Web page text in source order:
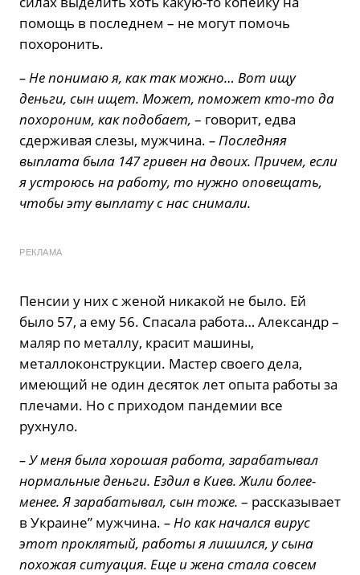
помощь в последнем – не могут помочь
похоронить.
– Не понимаю я, как так можно… Вот ищу
деньги, сын ищет. Может, поможет кто-то да
похороним, как подобает, – говорит, едва
сдерживая слезы, мужчина. – Последняя
выплата была 147 гривен на двоих. Причем, если
я устроюсь на работу, то нужно оповещать,
чтобы эту выплату с нас снимали.
РЕКЛАМА
Пенсии у них с женой никакой не было. Ей
было 57, а ему 56. Спасала работа… Александр –
маляр по металлу, красит машины,
металлоконструкции. Мастер своего дела,
имеющий не один десяток лет опыта работы за
плечами. Но с приходом пандемии все
рухнуло.
– У меня была хорошая работа, зарабатывал
нормальные деньги. Ездил в Киев. Жили более-
менее. Я зарабатывал, сын тоже. – рассказывает
в Украине” мужчина. – Но как начался вирус
этот проклятый, работы я лишился, у сына
похожая ситуация. Еще и жена стала совсем